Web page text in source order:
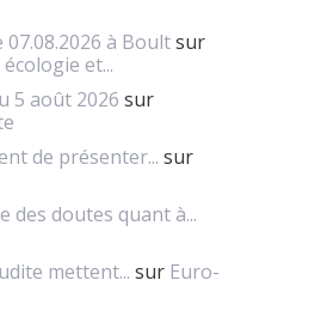
à Boultsur
et...
5 août 2026 sur
de présenter... sur
des doutes quant à...
mettent... sur Euro-